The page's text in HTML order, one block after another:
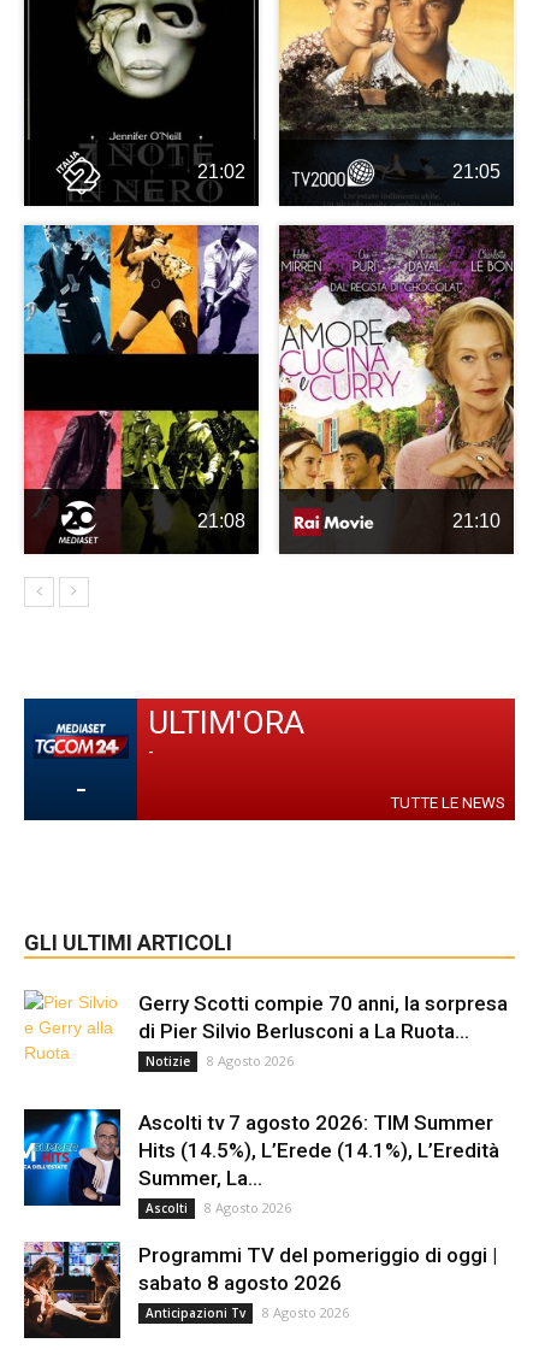
21:02 21:05
21:08 21:10
-
ULTIM'ORA
-
TUTTE LE NEWS
GLI ULTIMI ARTICOLI
Gerry Scotti compie 70 anni, la sorpresa
di Pier Silvio Berlusconi a La Ruota...
Notizie 8 Agosto 2026
Ascolti tv 7 agosto 2026: TIM Summer
Hits (14.5%), L’Erede (14.1%), L’Eredità
Summer, La...
Ascolti 8 Agosto 2026
Programmi TV del pomeriggio di oggi |
sabato 8 agosto 2026
Anticipazioni Tv 8 Agosto 2026